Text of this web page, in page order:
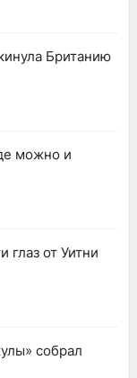
Британию
можно и
глаз от Уитни
собрал